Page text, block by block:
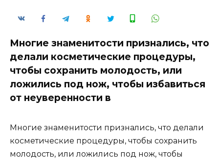
Многие знаменитости признались, что
делали косметические процедуры,
чтобы сохранить молодость, или
ложились под нож, чтобы избавиться
от неуверенности в
Многие знаменитости признались, что делали
косметические процедуры, чтобы сохранить
молодость, или ложились под нож, чтобы